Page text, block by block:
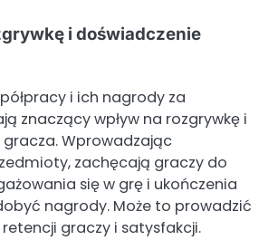
i doświadczenie
i ich nagrody za
znaczący wpływ na rozgrywkę i
Wprowadzając
zachęcają graczy do
się w grę i ukończenia
nagrody. Może to prowadzić
graczy i satysfakcji.